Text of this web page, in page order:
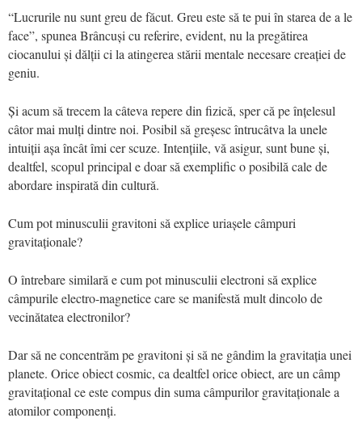
“Lucrurile nu sunt greu de făcut. Greu este să te pui în starea de a le
face”, spunea Brâncuși cu referire, evident, nu la pregătirea
ciocanului și dălții ci la atingerea stării mentale necesare creației de
geniu.
Și acum să trecem la câteva repere din fizică, sper că pe înțelesul
câtor mai mulți dintre noi. Posibil să greșesc întrucâtva la unele
intuiții așa încât îmi cer scuze. Intențiile, vă asigur, sunt bune și,
dealtfel, scopul principal e doar să exemplific o posibilă cale de
abordare inspirată din cultură.
Cum pot minusculii gravitoni să explice uriașele câmpuri
gravitaționale?
O întrebare similară e cum pot minusculii electroni să explice
câmpurile electro-magnetice care se manifestă mult dincolo de
vecinătatea electronilor?
Dar să ne concentrăm pe gravitoni și să ne gândim la gravitația unei
planete. Orice obiect cosmic, ca dealtfel orice obiect, are un câmp
gravitațional ce este compus din suma câmpurilor gravitaționale a
atomilor componenți.